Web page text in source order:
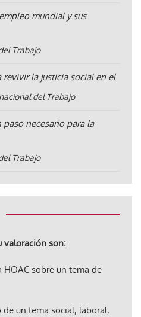
mundial y sus
Trabajo
revivir la justicia social en el
del Trabajo
necesario para la
Trabajo
valoración son:
sobre un tema de
de un tema social, laboral,